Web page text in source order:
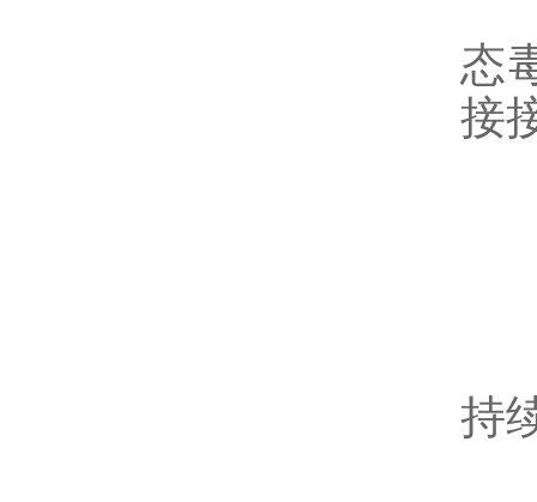
态
接
持